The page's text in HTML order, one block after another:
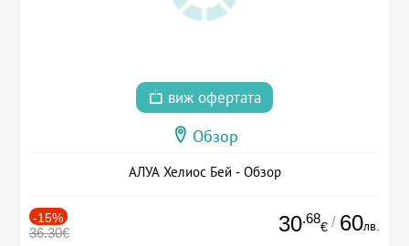
виж офертата
Обзор
АЛУА Хелиос Бей - Обзор
-15%
36.30€ 30.68
€ / 60лв.